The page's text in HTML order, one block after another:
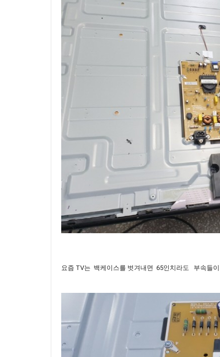
요즘 TV는 백케이스를 벗겨내면 65인치라도 부속들